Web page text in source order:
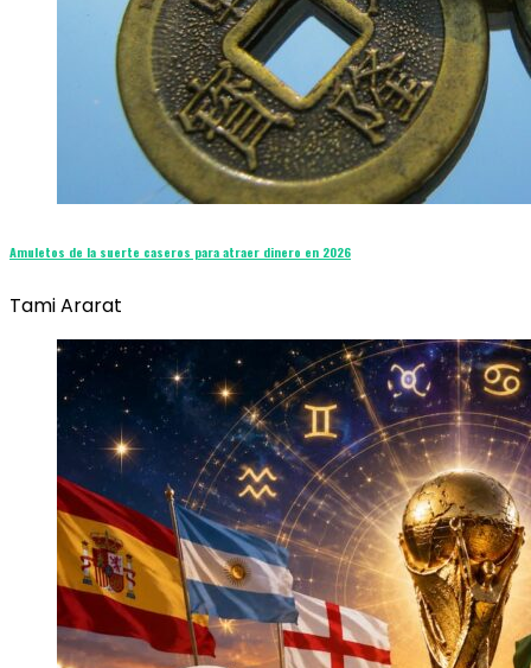
Amuletos de la suerte caseros para atraer dinero en 2026
Tami Ararat